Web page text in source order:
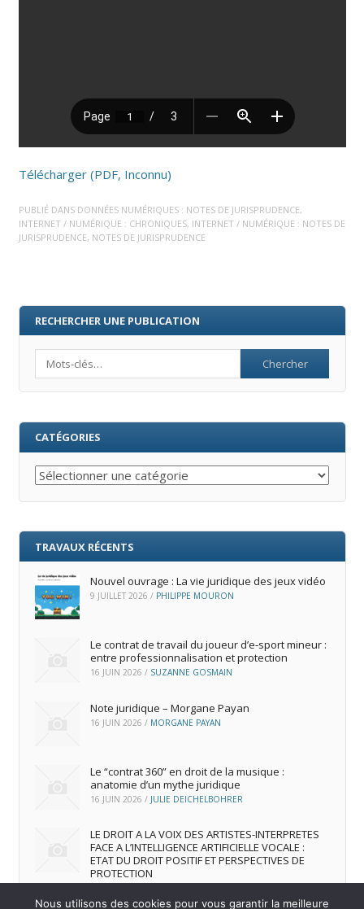
Télécharger (PDF, Inconnu)
PUBLIÉ DANS DONNÉES NUMÉRIQUES : NOTES DE JURISPRUDENCE,
INTERNET / NUMÉRIQUE : CHRONIQUES, INTERNET / NUMÉRIQUE : NOTES DE
JURISPRUDENCE, NOTES DE JURISPRUDENCE
RECHERCHER UNE PUBLICATION
CATÉGORIES
Catégories
TRAVAUX RÉCENTS
Nouvel ouvrage : La vie juridique des jeux vidéo
9 JUILLET 2026 / PHILIPPE MOURON
Le contrat de travail du joueur d’e‑sport mineur :
entre professionnalisation et protection
16 JUIN 2026 / SUZANNE GOSMAIN
Note juridique – Morgane Payan
16 JUIN 2026 / MORGANE PAYAN
Le “contrat 360” en droit de la musique :
anatomie d’un mythe juridique
16 JUIN 2026 / JULIE DEICHELBOHRER
LE DROIT A LA VOIX DES ARTISTES-INTERPRETES
FACE A L’INTELLIGENCE ARTIFICIELLE VOCALE :
ETAT DU DROIT POSITIF ET PERSPECTIVES DE
PROTECTION
Nous utilisons des cookies pour vous garantir la meilleure